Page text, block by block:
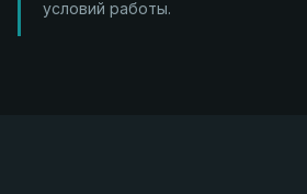
условий работы.